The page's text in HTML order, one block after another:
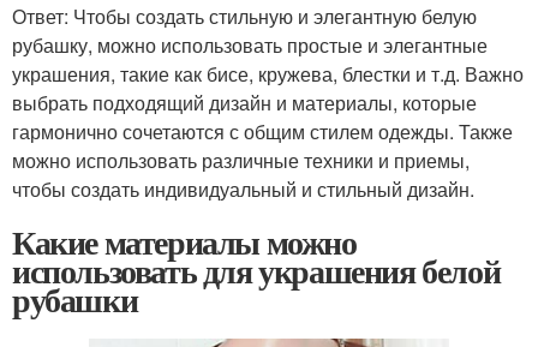
Ответ: Чтобы создать стильную и элегантную белую
рубашку, можно использовать простые и элегантные
украшения, такие как бисе, кружева, блестки и т.д. Важно
выбрать подходящий дизайн и материалы, которые
гармонично сочетаются с общим стилем одежды. Также
можно использовать различные техники и приемы,
чтобы создать индивидуальный и стильный дизайн.
Какие материалы можно
использовать для украшения белой
рубашки